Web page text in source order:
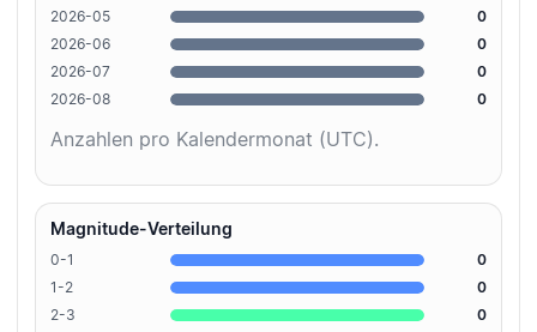
2026-05
0
2026-06
0
2026-07
0
2026-08
0
Anzahlen pro Kalendermonat (UTC).
Magnitude-Verteilung
0-1
0
1-2
0
2-3
0